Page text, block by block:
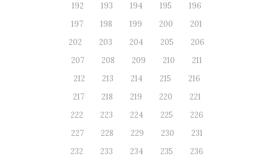
192
193 194 195
196
197
198 199 200
201
202
203 204 205
206
207
208 209 210
211
212
213 214 215
216
217
218 219 220
221
222
223 224 225
226
227
228 229 230
231
232
233 234 235
236